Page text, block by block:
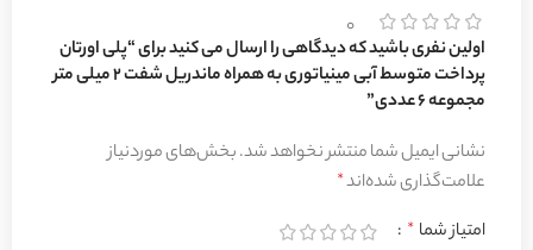
0
اولین نفری باشید که دیدگاهی را ارسال می کنید برای “پلی اورتان
پرداخت متوسط آبی مینیاتوری به همراه ماندریل شفت 2 میلی متر
مجموعه 6 عددی”
نشانی ایمیل شما منتشر نخواهد شد.بخش‌های موردنیاز
علامت‌گذاری شده‌اند*
امتیاز شما *